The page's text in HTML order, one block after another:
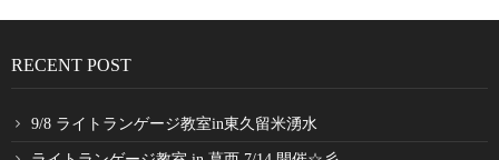
RECENT POST
9/8 ライトランゲージ教室in東久留米湧水